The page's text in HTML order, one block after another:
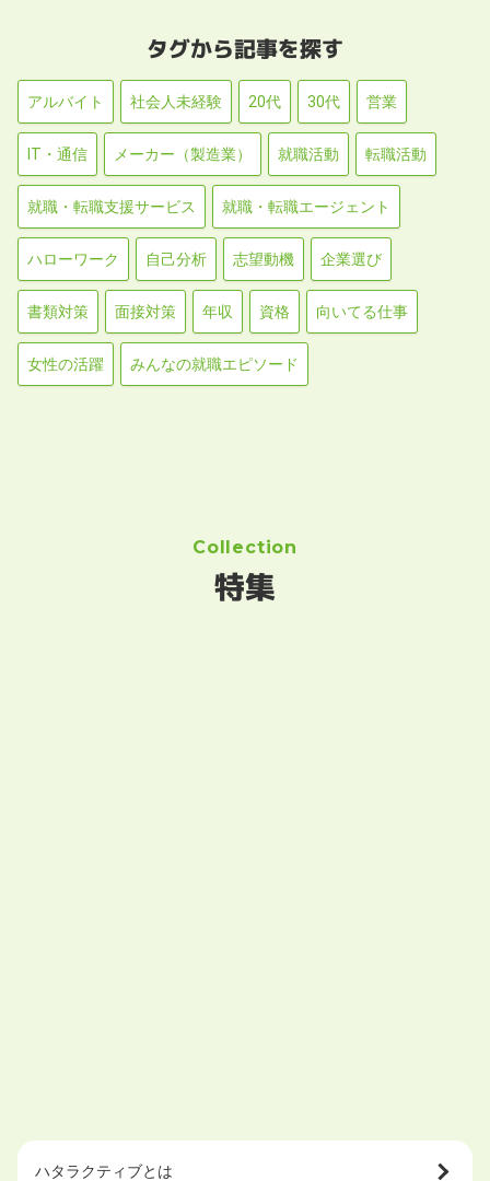
タグから記事を探す
アルバイト 社会人未経験 20代 30代 営業
IT・通信 メーカー（製造業） 就職活動 転職活動
就職・転職支援サービス 就職・転職エージェント
ハローワーク 自己分析 志望動機 企業選び
書類対策 面接対策 年収 資格 向いてる仕事
女性の活躍 みんなの就職エピソード
Collection
特集
ハタラクティブとは